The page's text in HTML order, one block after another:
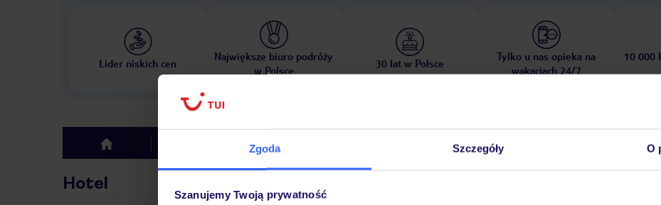
Zgoda Szczegóły O
Szanujemy Twoją prywatność
Lider niskich cen
Największe biuro podróży
w Polsce
30 lat w Polsce
Tylko u nas opieka na
wakacjach 24/7
10 000
top Wyżywienie
informacje
Hotel